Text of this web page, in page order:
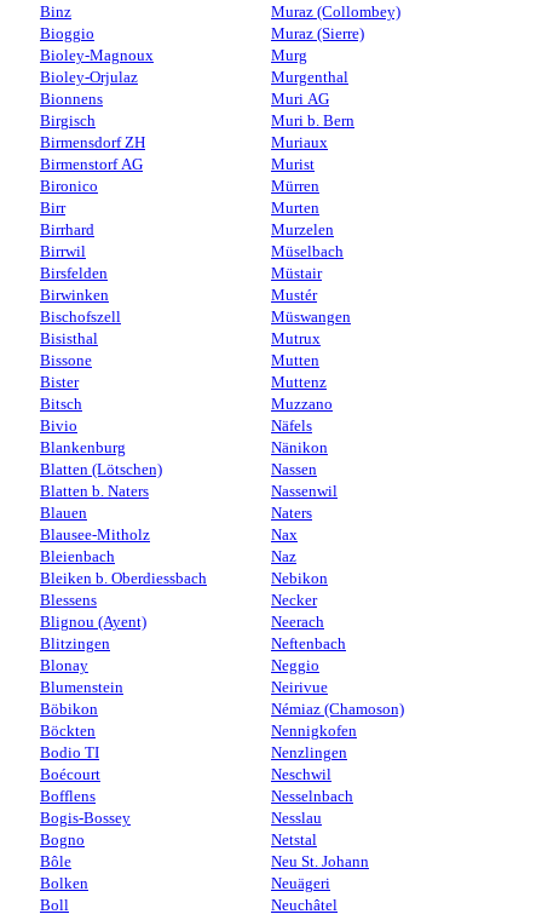
Binz
Bioggio
Bioley-Magnoux
Bioley-Orjulaz
Bionnens
Birgisch
Birmensdorf ZH
Birmenstorf AG
Bironico
Birr
Birrhard
Birrwil
Birsfelden
Birwinken
Bischofszell
Bisisthal
Bissone
Bister
Bitsch
Bivio
Blankenburg
Blatten (Lötschen)
Blatten b. Naters
Blauen
Blausee-Mitholz
Bleienbach
Bleiken b. Oberdiessbach
Blessens
Blignou (Ayent)
Blitzingen
Blonay
Blumenstein
Böbikon
Böckten
Bodio TI
Boécourt
Bofflens
Bogis-Bossey
Bogno
Bôle
Bolken
Boll
Muraz (Collombey)
Muraz (Sierre)
Murg
Murgenthal
Muri AG
Muri b. Bern
Muriaux
Murist
Mürren
Murten
Murzelen
Müselbach
Müstair
Mustér
Müswangen
Mutrux
Mutten
Muttenz
Muzzano
Näfels
Nänikon
Nassen
Nassenwil
Naters
Nax
Naz
Nebikon
Necker
Neerach
Neftenbach
Neggio
Neirivue
Némiaz (Chamoson)
Nennigkofen
Nenzlingen
Neschwil
Nesselnbach
Nesslau
Netstal
Neu St. Johann
Neuägeri
Neuchâtel